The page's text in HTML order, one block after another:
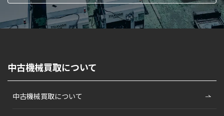
中古機械買取について
中古機械買取について